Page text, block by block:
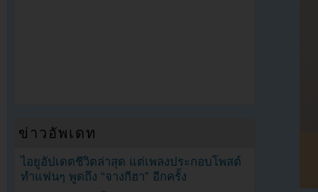
ข่าวอัพเดท
ไอยูอัปเดตชีวิตล่าสุด แต่เพลงประกอบโพสต์
ทำแฟนๆ พูดถึง “จางกีฮา” อีกครั้ง